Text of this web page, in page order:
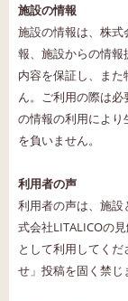
施設の情報
施設の情報は、株式
報、施設からの情報
内容を保証し、ま
ん。ご利用の際は
の情報の利用により
を負いません。
利用者の声
利用者の声は、施
式会社LITALICOの
として利用してく
せ」投稿を固く禁じ